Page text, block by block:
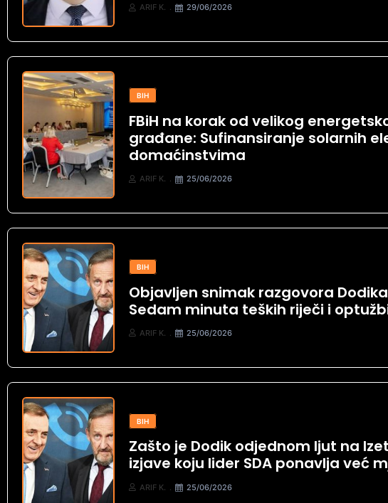
ARIF K. 29/06/2026
BIH
FBiH na korak od velikog
građane: Sufinansiranje solarnih
domaćinstvima
ARIF K. 25/06/2026
BIH
Objavljen snimak razgovora
Sedam minuta teških riječi i
ARIF K. 25/06/2026
BIH
Zašto je Dodik odjednom ljut na
izjave koju lider SDA ponavlja već
ARIF K. 25/06/2026